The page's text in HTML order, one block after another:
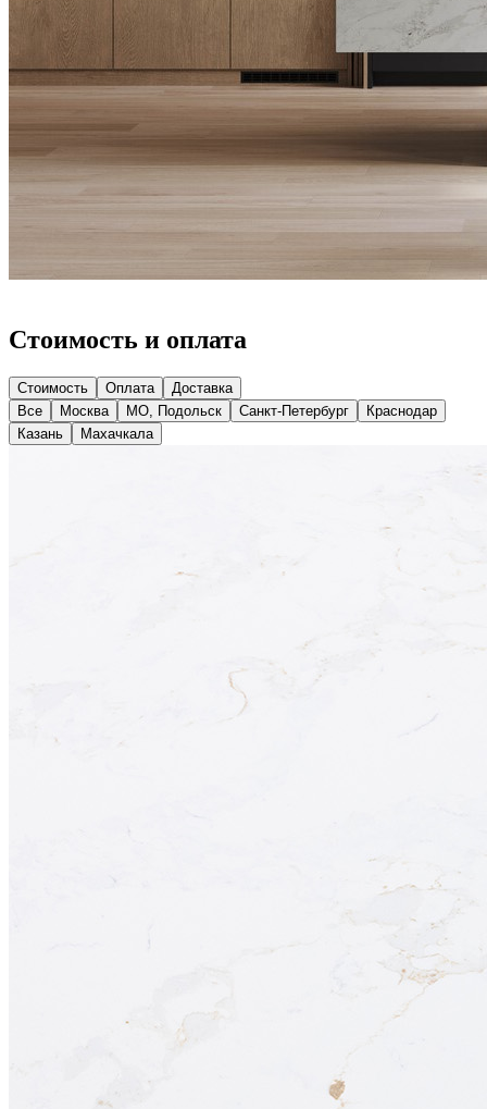
Стоимость и оплата
Стоимость Оплата
Доставка
Все
Москва МО, Подольск Санкт-Петербург
Краснодар
Казань
Махачкала